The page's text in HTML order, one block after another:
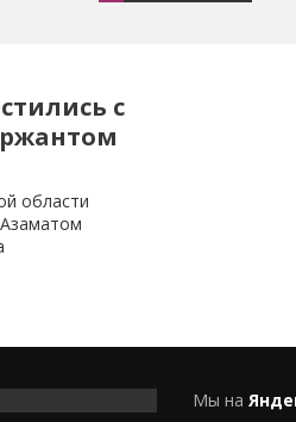
с
области
Мы на